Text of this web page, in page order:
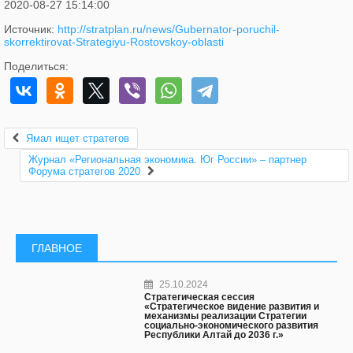
2020-08-27 15:14:00
Источник: http://stratplan.ru/news/Gubernator-poruchil-
skorrektirovat-Strategiyu-Rostovskoy-oblasti
Поделиться:
Ямал ищет стратегов
Журнал «Региональная экономика. Юг России» – партнер
Форума стратегов 2020
ГЛАВНОЕ
25.10.2024
Стратегическая сессия
«Стратегическое видение развития и
механизмы реализации Стратегии
социально-экономического развития
Республики Алтай до 2036 г.»